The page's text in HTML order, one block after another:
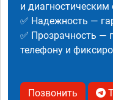
и
✅ Надежность —
✅ Прозрачность —
телефону и
Позвонить